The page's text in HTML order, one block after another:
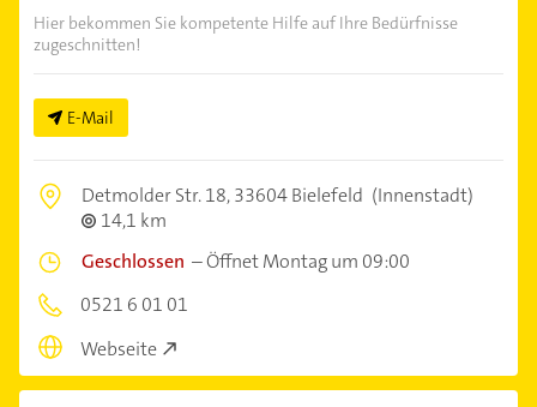
Hier bekommen Sie kompetente Hilfe auf Ihre Bedürfnisse
zugeschnitten!
E-Mail
Detmolder Str. 18,33604 Bielefeld (Innenstadt)
14,1 km
Geschlossen –Öffnet Montag um 09:00
0521 6 01 01
Webseite